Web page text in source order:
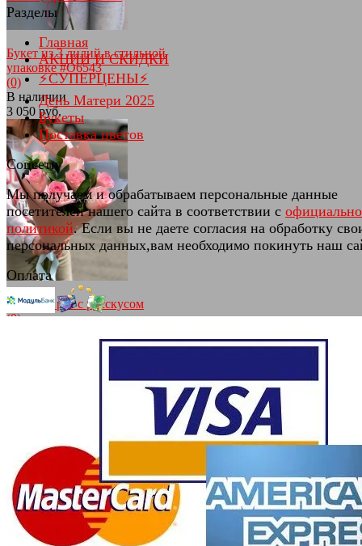
избранное сравнить
Букет из 3 лилий в стильной
упаковке #О6543
(0)
В наличии
3 050 руб.
избранное сравнить
Букет из роз с русскусом
(0)
Нежный сборный букет #A1566
Разделы
Главная
АКЦИИ И СКИДКИ
⚡СУПЕРЦЕНЫ⚡
День Матери 2025
Букеты
Поставка цветов
Соцсети
Мы получаем и обрабатываем персональные данные
посетителей нашего сайта в соответствии с
политикой. Если вы не даете согласия на обработку
персональных данных,вам необходимо покинуть наш
Оплата